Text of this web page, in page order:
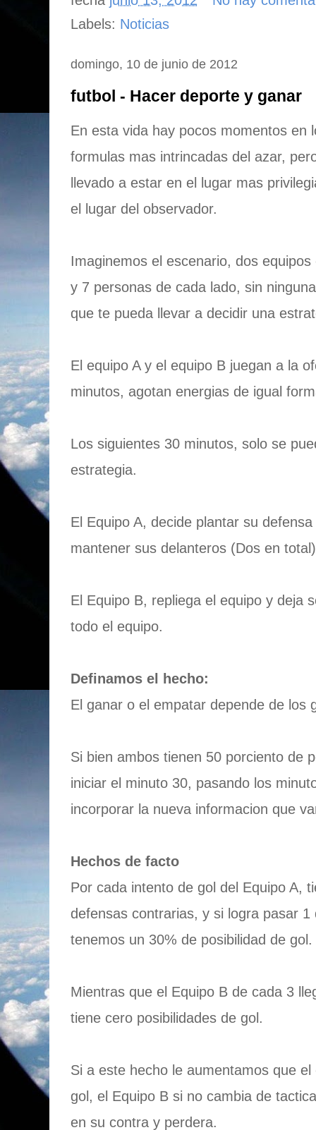
Labels: Noticias
domingo, 10 de junio de 2012
futbol - Hacer deporte y ganar
En esta vida hay pocos momentos en
formulas mas intrincadas del azar,
llevado a estar en el lugar mas
el lugar del observador.
Imaginemos el escenario, dos
y 7 personas de cada lado, sin
que te pueda llevar a decidir una
El equipo A y el equipo B juegan a la
minutos, agotan energias de igual
Los siguientes 30 minutos, solo se
estrategia.
El Equipo A, decide plantar su
mantener sus delanteros (Dos en total)
El Equipo B, repliega el equipo y deja
todo el equipo.
Definamos el hecho:
El ganar o el empatar depende de los
Si bien ambos tienen 50 porciento de
iniciar el minuto 30, pasando los
incorporar la nueva informacion que
Hechos de facto
Por cada intento de gol del Equipo A,
defensas contrarias, y si logra pasar
tenemos un 30% de posibilidad de gol.
Mientras que el Equipo B de cada 3
tiene cero posibilidades de gol.
Si a este hecho le aumentamos que
gol, el Equipo B si no cambia de
en su contra y perdera.